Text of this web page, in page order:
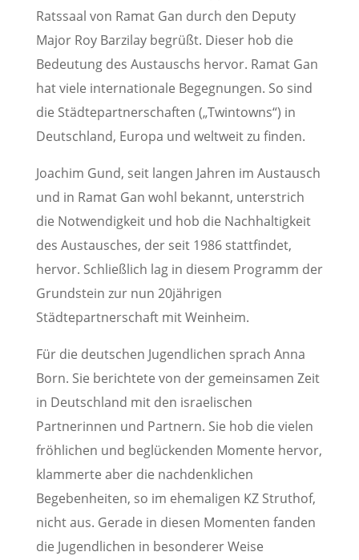
Ratssaal von Ramat Gan durch den Deputy
Major Roy Barzilay begrüßt. Dieser hob die
Bedeutung des Austauschs hervor. Ramat Gan
hat viele internationale Begegnungen. So sind
die Städtepartnerschaften („Twintowns“) in
Deutschland, Europa und weltweit zu finden.
Joachim Gund, seit langen Jahren im Austausch
und in Ramat Gan wohl bekannt, unterstrich
die Notwendigkeit und hob die Nachhaltigkeit
des Austausches, der seit 1986 stattfindet,
hervor. Schließlich lag in diesem Programm der
Grundstein zur nun 20jährigen
Städtepartnerschaft mit Weinheim.
Für die deutschen Jugendlichen sprach Anna
Born. Sie berichtete von der gemeinsamen Zeit
in Deutschland mit den israelischen
Partnerinnen und Partnern. Sie hob die vielen
fröhlichen und beglückenden Momente hervor,
klammerte aber die nachdenklichen
Begebenheiten, so im ehemaligen KZ Struthof,
nicht aus. Gerade in diesen Momenten fanden
die Jugendlichen in besonderer Weise